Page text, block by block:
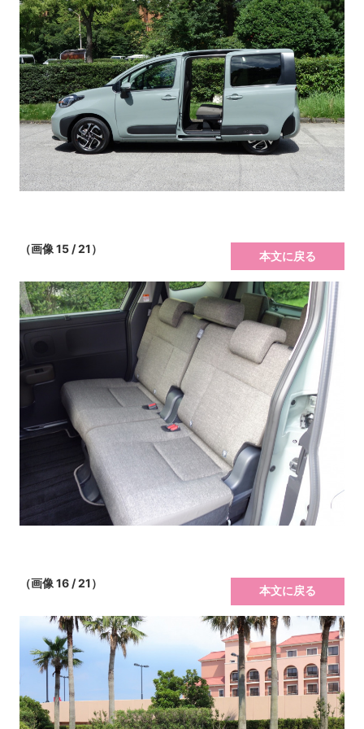
（画像 15 / 21）
本文に戻る
（画像 16 / 21）
本文に戻る